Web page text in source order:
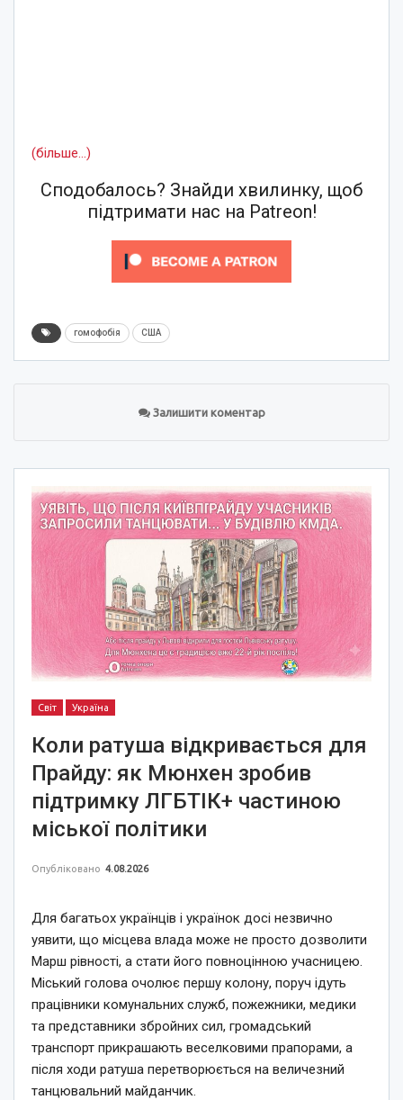
(більше…)
Сподобалось? Знайди хвилинку, щоб
підтримати нас на Patreon!
гомофобія США
Залишити коментар
Світ Україна
Коли ратуша відкривається для
Прайду: як Мюнхен зробив
підтримку ЛГБТІК+ частиною
міської політики
Опубліковано 4.08.2026
Для багатьох українців і українок досі незвично
уявити, що місцева влада може не просто дозволити
Марш рівності, а стати його повноцінною учасницею.
Міський голова очолює першу колону, поруч ідуть
працівники комунальних служб, пожежники, медики
та представники збройних сил, громадський
транспорт прикрашають веселковими прапорами, а
після ходи ратуша перетворюється на величезний
танцювальний майданчик.